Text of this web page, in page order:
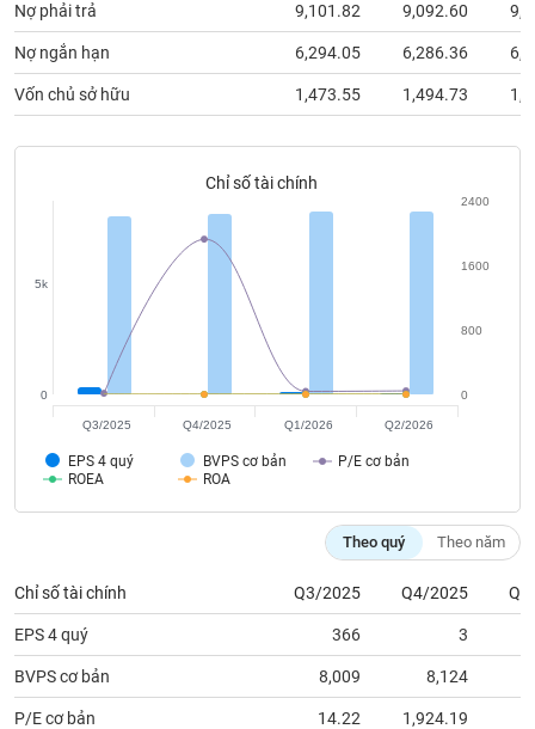
Nợ phải trả 9,101.82 9,092.60
Nợ ngắn hạn 6,294.05 6,286.36
Vốn chủ sở hữu 1,473.55 1,494.73
Chỉ số tài chính
EPS 4 quý BVPS cơ bản
P/E cơ bản
ROEA
ROA
0
5k
0
800
1600
2400
Q3/2025 Q4/2025 Q1/2026 Q2/2026
Theo quý Theo năm
Chỉ số tài chính Q3/2025 Q4/2025
EPS 4 quý 366 3
BVPS cơ bản 8,009 8,124
P/E cơ bản 14.22 1,924.19
Công
cụ
đầu
tư
chính
chính